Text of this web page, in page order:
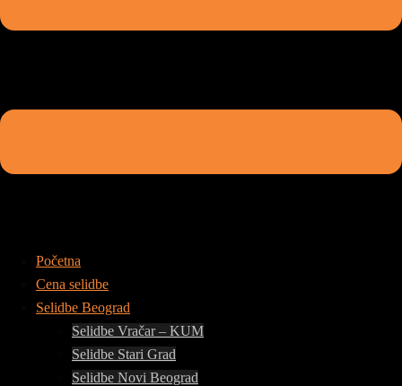
Početna
Cena selidbe
Selidbe Beograd
Selidbe Vračar – KUM
Selidbe Stari Grad
Selidbe Novi Beograd